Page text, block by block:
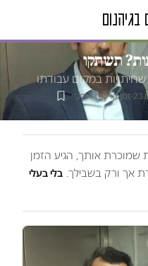
תשתקו
במקום עבודתו
·זמן קריאה 4 דק׳
שמוכרת אותך, הגיע הזמן
אך ורק בשבילך. בלי בעלי